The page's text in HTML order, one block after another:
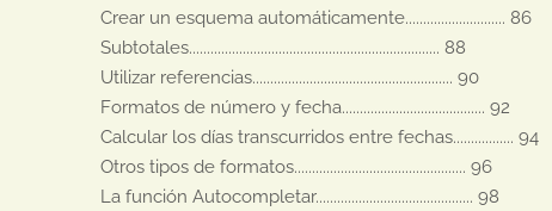
Crear un esquema automáticamente............................ 86
Subtotales...................................................................... 88
Utilizar referencias........................................................ 90
Formatos de número y fecha........................................ 92
Calcular los días transcurridos entre fechas................. 94
Otros tipos de formatos................................................ 96
La función Autocompletar............................................ 98